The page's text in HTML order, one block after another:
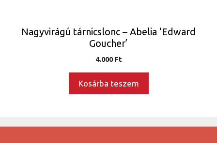
Nagyvirágú tárnicslonc – Abelia ‘Edward
Goucher’
4.000Ft
Kosárba teszem